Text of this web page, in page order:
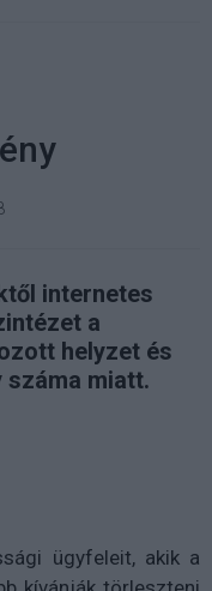
internetes
a
helyzet és
száma miatt.
ügyfeleit, akik a